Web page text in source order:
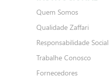
Quem Somos
Qualidade Zaffari
Responsabilidade Social
Trabalhe Conosco
Fornecedores